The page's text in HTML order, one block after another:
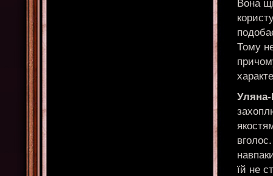
Вона
Тому
Уляна-
їй не